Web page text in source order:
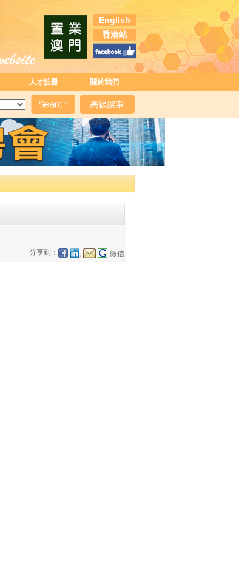
English
香港站
人才註冊 關於我們
分享到：
微信